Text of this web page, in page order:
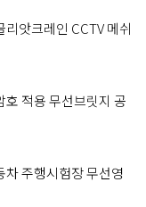
앗크레인 CCTV 메쉬
적용 무선브릿지 공
주행시험장 무선영